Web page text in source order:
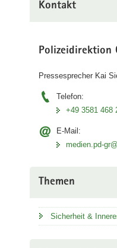
Kontakt
Polizeidirektion
Pressesprecher Kai
Telefon:
+49 3581 468
E-Mail:
medien.pd-
Themen
Sicherheit &